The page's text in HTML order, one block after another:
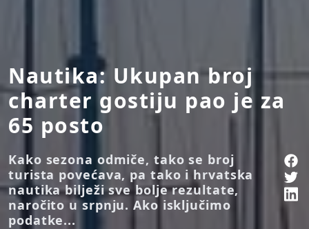
Nautika: Ukupan broj
charter gostiju pao je za
65 posto
Kako sezona odmiče, tako se broj
turista povećava, pa tako i hrvatska
nautika bilježi sve bolje rezultate,
naročito u srpnju. Ako isključimo
podatke...